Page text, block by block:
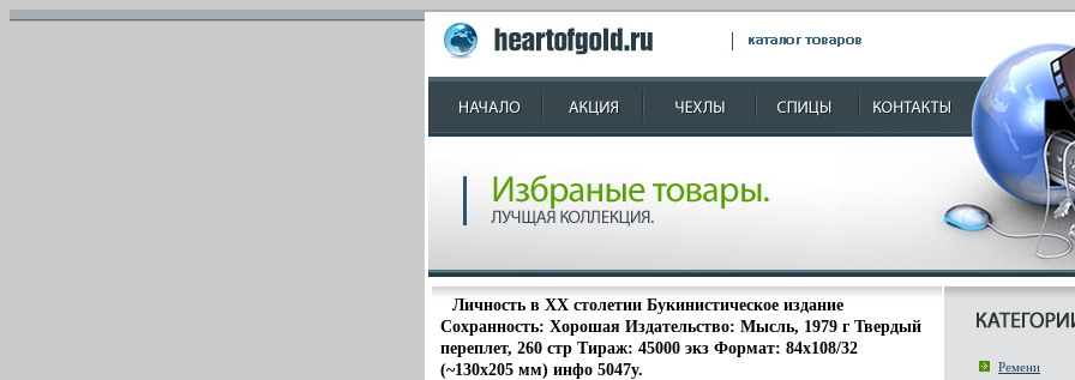
Личность в ХХ столетии Букинистическое издание
Сохранность: Хорошая Издательство: Мысль, 1979 г Твердый
переплет, 260 стр Тираж: 45000 экз Формат: 84x108/32
(~130х205 мм) инфо 5047y.
Ремени